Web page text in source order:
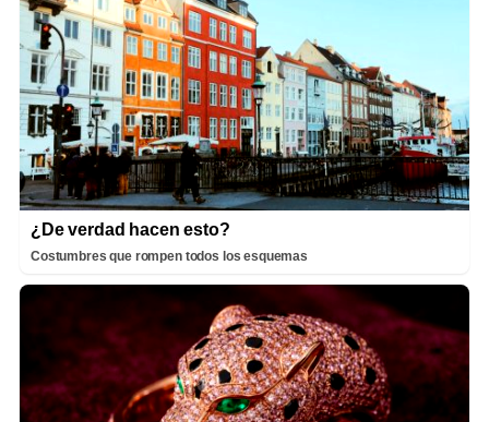
¿De verdad hacen esto?
Costumbres que rompen todos los esquemas